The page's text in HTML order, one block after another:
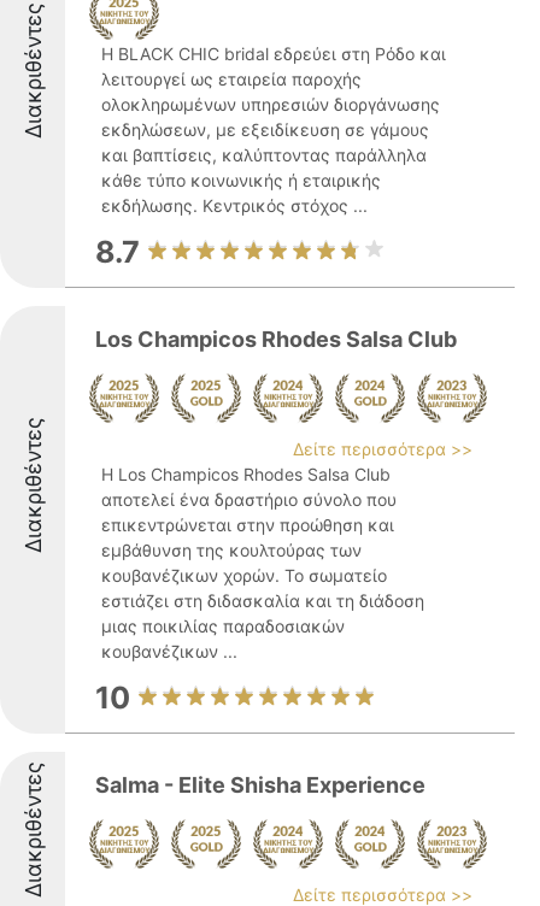
Διακριθέντες
Η BLACK CHIC bridal εδρεύει στη Ρόδο και
λειτουργεί ως εταιρεία παροχής
ολοκληρωμένων υπηρεσιών διοργάνωσης
εκδηλώσεων, με εξειδίκευση σε γάμους
και βαπτίσεις, καλύπτοντας παράλληλα
κάθε τύπο κοινωνικής ή εταιρικής
εκδήλωσης. Κεντρικός στόχος ...
8.7
Διακριθέντες
Los Champicos Rhodes Salsa Club
Δείτε περισσότερα >>
Η Los Champicos Rhodes Salsa Club
αποτελεί ένα δραστήριο σύνολο που
επικεντρώνεται στην προώθηση και
εμβάθυνση της κουλτούρας των
κουβανέζικων χορών. Το σωματείο
εστιάζει στη διδασκαλία και τη διάδοση
μιας ποικιλίας παραδοσιακών
κουβανέζικων ...
10
Διακριθέντες Salma - Elite Shisha Experience
Δείτε περισσότερα >>